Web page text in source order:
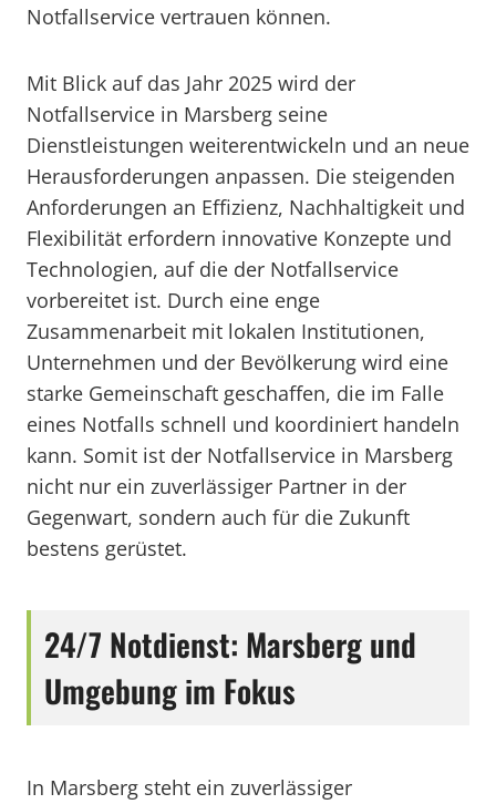
Notfallservice vertrauen können.
Mit Blick auf das Jahr 2025 wird der
Notfallservice in Marsberg seine
Dienstleistungen weiterentwickeln und an neue
Herausforderungen anpassen. Die steigenden
Anforderungen an Effizienz, Nachhaltigkeit und
Flexibilität erfordern innovative Konzepte und
Technologien, auf die der Notfallservice
vorbereitet ist. Durch eine enge
Zusammenarbeit mit lokalen Institutionen,
Unternehmen und der Bevölkerung wird eine
starke Gemeinschaft geschaffen, die im Falle
eines Notfalls schnell und koordiniert handeln
kann. Somit ist der Notfallservice in Marsberg
nicht nur ein zuverlässiger Partner in der
Gegenwart, sondern auch für die Zukunft
bestens gerüstet.
24/7 Notdienst: Marsberg und
Umgebung im Fokus
In Marsberg steht ein zuverlässiger